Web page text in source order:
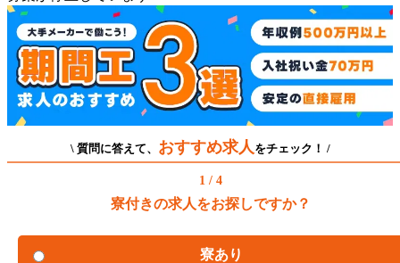
\ 質問に答えて、 おすすめ求人 をチェック！ /
1 / 4
寮付きの求人をお探しですか？
寮あり